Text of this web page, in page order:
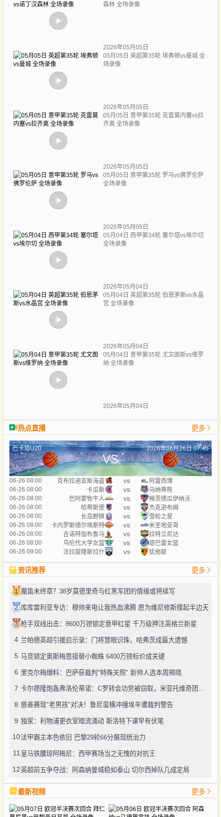
森林 全场录像
2026年05月05日
05月05日 英超第35轮 埃弗顿vs曼城 全
场录像
2026年05月05日
05月05日 意甲第35轮 克雷莫内塞vs拉
齐奥 全场录像
2026年05月05日
05月05日 意甲第35轮 罗马vs佛罗伦萨
全场录像
2026年05月05日
05月04日 西甲第34轮 塞尔塔vs埃尔切
全场录像
2026年05月04日
05月04日 英超第35轮 伯恩茅斯vs水晶
宫 全场录像
2026年05月04日
05月04日 意甲第35轮 尤文图斯vs维罗
纳 全场录像
2026年05月04日
热点直播 更多
巴卡塔U20 2026年06月26日 07:45
VS
06-26 08:00 克布拉迪亚斯海盗 vs
阿雷西博
06-26 08:00
卡瓜斯 vs
马纳蒂熊
06-26 08:00
巴阿蒙牧牛人 vs
梅茨德瓜伊纳沃
06-26 08:00
哈蒂斯堡 vs
杰克逊布姆
06-26 08:00
长岛野狮 vs
雪松之星
06-26 08:00
卡内罗斯德尔埃斯特 vs
米圣地亚哥
06-26 08:00
吉诺特加布鲁马 vs
拉特立尼达
06-26 08:00
乌伦代大学女篮 vs
塔巴雷女篮
06-26 09:00
法拉提隆斯拉什 vs 犹他联
资讯推荐 更多
1 魔笛未终章？38岁莫德里奇与红黑军团的情缘或将续写
2 库库雷利亚专访：穆帅来电让我热血沸腾 愿为维尼修斯撑起半边天
3 枪手双线出击：8600万镑锁定意甲红星 千万级押注英格兰新星
4 兰帕德英超引援启示录：门将慧眼识珠，哈弗茨成最大遗憾
5 马竞锁定奥斯梅恩接替小蜘蛛 6400万镑标价成关键
6 里克尔梅爆料：巴萨获裁判"特殊关照" 新帅人选本周揭晓
7 卡尔德隆炮轰弗洛伦蒂诺：C罗转会功劳被窃取，米亚托维奇团队才该被铭记
8 慈善赛现"老男孩"对决！鲁尼蛮横冲撞埃辛遭裁判警告
9 独家：利物浦更衣室暗流涌动 斯洛特下课早有伏笔
10法甲霸主本色依旧 巴黎29轮66分展现统治力
11 皇马铁腰琼阿梅尼：西甲赛场当之无愧的对抗王
12英超前五争夺战：阿森纳曼城稳如泰山 切尔西掉队几成定局
最新视频 更多